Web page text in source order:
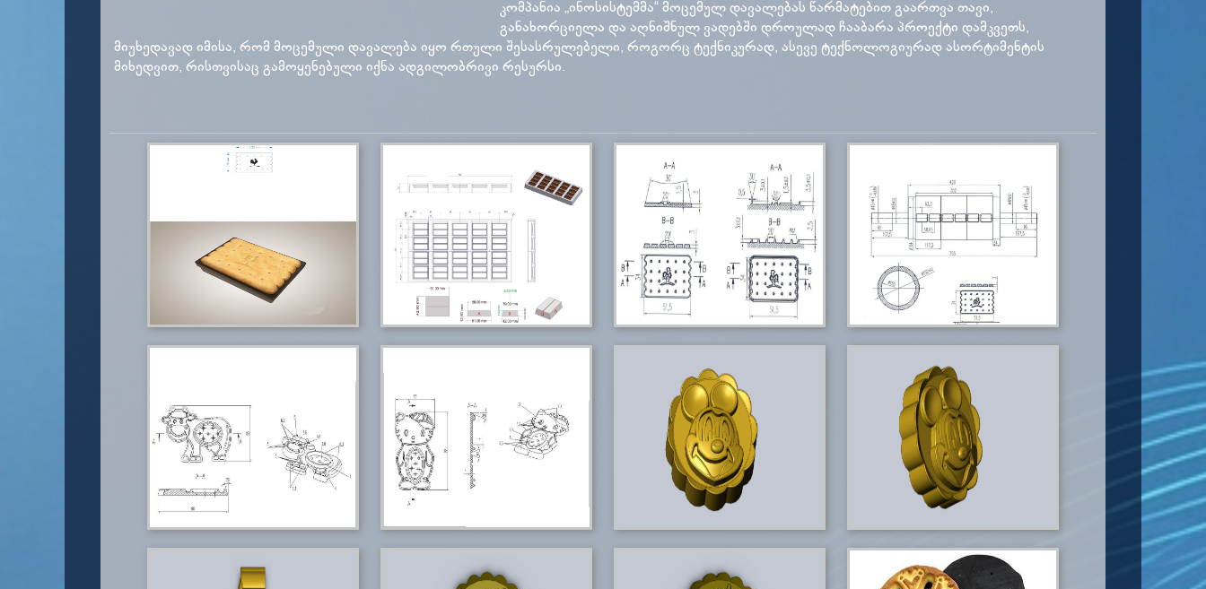
კომპანია „ინოსისტემმა“ მოცემულ დავალებას წარმატებით გაართვა თავი,
განახორციელა და აღნიშნულ ვადებში დროულად ჩააბარა პროექტი დამკვეთს,
მიუხედავად იმისა, რომ მოცემული დავალება იყო რთული შესასრულებელი, როგორც ტექნიკურად, ასევე ტექნოლოგიურად ასორტიმენტის
მიხედვით, რისთვისაც გამოყენებული იქნა ადგილობრივი რესურსი.